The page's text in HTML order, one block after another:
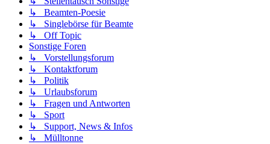
↳ Beamten-Poesie
↳ Singlebörse für Beamte
↳ Off Topic
Sonstige Foren
↳ Vorstellungsforum
↳ Kontaktforum
↳ Politik
↳ Urlaubsforum
↳ Fragen und Antworten
↳ Sport
↳ Support, News & Infos
↳ Mülltonne